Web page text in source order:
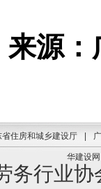
来源：
省住房和城乡建设厅
华建设网
务行业